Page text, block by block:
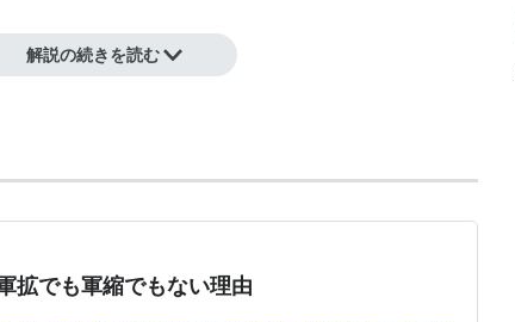
解説の続きを読む
拡でも軍縮でもない理由